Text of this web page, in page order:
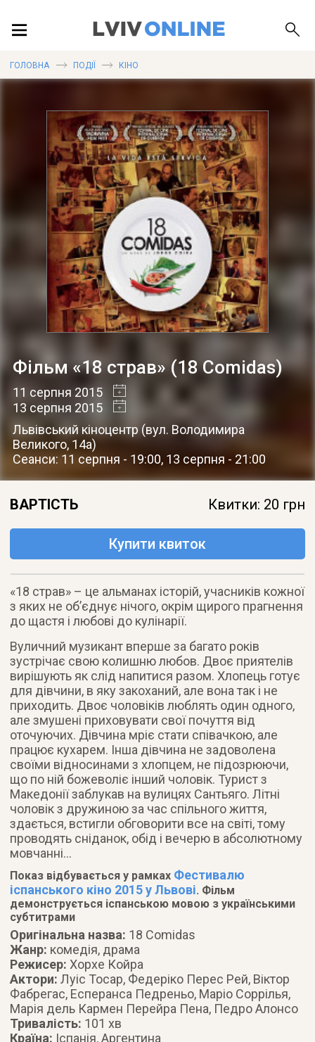
ПУБЛІКАЦІЇ
ДОВІДКА
ГОЛОВНА ПОДІЇ КІНО
Фільм «18 страв» (18 Comidas)
11 серпня 2015
13 серпня 2015
Львівський кіноцентр (вул. Володимира
Великого, 14а)
Сеанси: 11 серпня - 19:00, 13 серпня - 21:00
ВАРТІСТЬ Квитки: 20 грн
Купити квиток
«18 страв» – це альманах історій, учасників кожної
з яких не об’єднує нічого, окрім щирого прагнення
до щастя і любові до кулінарії.
Вуличний музикант вперше за багато років
зустрічає свою колишню любов. Двоє приятелів
вирішують як слід напитися разом. Хлопець готує
для дівчини, в яку закоханий, але вона так і не
приходить. Двоє чоловіків люблять один одного,
але змушені приховувати свої почуття від
оточуючих. Дівчина мріє стати співачкою, але
працює кухарем. Інша дівчина не задоволена
своїми відносинами з хлопцем, не підозрюючи,
що по ній божеволіє інший чоловік. Турист з
Македонії заблукав на вулицях Сантьяго. Літні
чоловік з дружиною за час спільного життя,
здається, встигли обговорити все на світі, тому
проводять сніданок, обід і вечерю в абсолютному
мовчанні…
Показ відбувається у рамках Фестивалю
іспанського кіно 2015 у Львові. Фільм
демонструється іспанською мовою з українськими
субтитрами
Оригінальна назва: 18 Comidas
Жанр: комедія, драма
Режисер: Хорхе Койра
Актори:Луіс Тосар, Федеріко Перес Рей, Віктор
Фабрегас, Есперанса Педреньо, Маріо Соррілья,
Марія дель Кармен Перейра Пена, Педро Алонсо
Тривалість: 101 хв
Країна: Іспанія, Аргентина